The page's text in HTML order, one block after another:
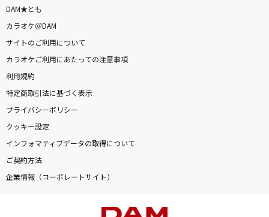
DAM★とも
カラオケ＠DAM
サイトのご利用について
カラオケご利用にあたっての注意事項
利用規約
特定商取引法に基づく表示
プライバシーポリシー
クッキー設定
インフォマティブデータの取得について
ご契約方法
企業情報（コーポレートサイト）